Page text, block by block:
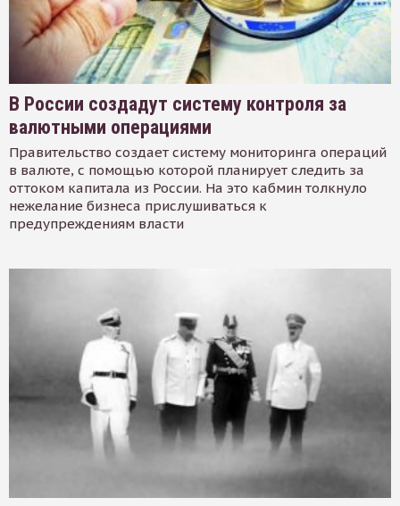
В России создадут систему контроля за
валютными операциями
Правительство создает систему мониторинга операций
в валюте, с помощью которой планирует следить за
оттоком капитала из России. На это кабмин толкнуло
нежелание бизнеса прислушиваться к
предупреждениям власти